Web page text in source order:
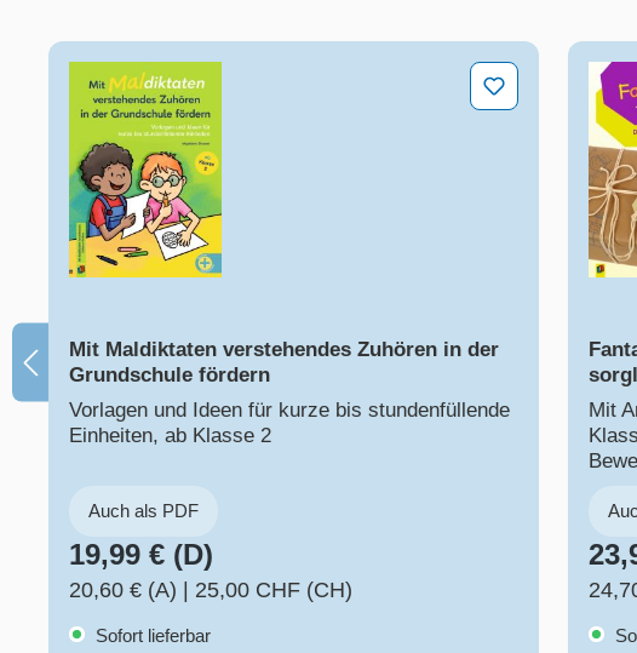
Mit Maldiktaten verstehendes Zuhören in der Grundschule
Mit Maldiktaten verstehendes Zuhören in der
Grundschule fördern
Vorlagen und Ideen für kurze bis stundenfüllende
Einheiten, ab Klasse 2
Auch als PDF
19,99 € (D)
20,60 € (A) | 25,00 CHF (CH)
Sofort lieferbar
Mit